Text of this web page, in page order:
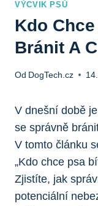
VÝCVIK PSŮ
Kdo
Bránit A
Od DogTech.cz
V dnešní době
se správně
V tomto článku
„Kdo chce psa
Zjistíte, jak
potenciální